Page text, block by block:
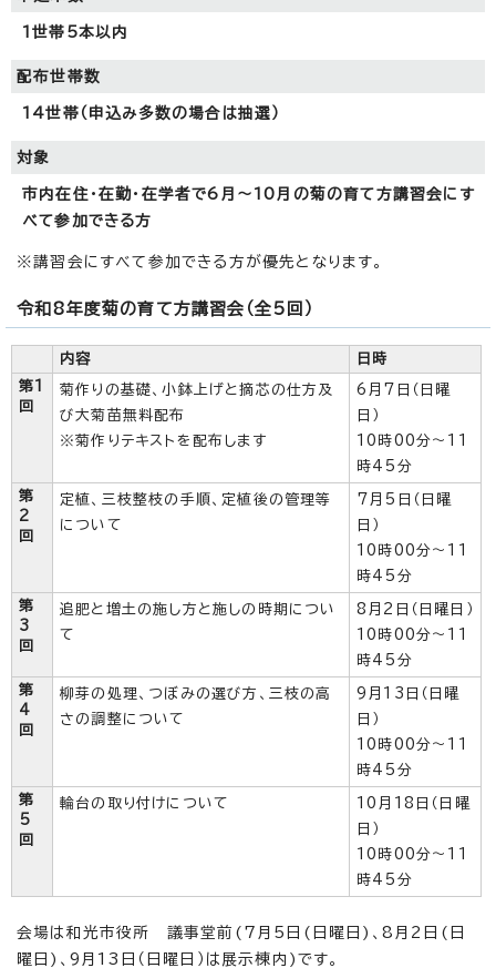
1世帯5本以内
配布世帯数
14世帯（申込み多数の場合は抽選）
対象
市内在住・在勤・在学者で6月～10月の菊の育て方講習会にす
べて参加できる方
※講習会にすべて参加できる方が優先となります。
令和8年度菊の育て方講習会（全5回）
内容
日時
第1
回
菊作りの基礎、小鉢上げと摘芯の仕方及
び大菊苗無料配布
※菊作りテキストを配布します
6月7日（日曜
日）
10時00分～11
時45分
第
2
回
定植、三枝整枝の手順、定植後の管理等
について
7月5日（日曜
日）
10時00分～11
時45分
第
3
回
追肥と増土の施し方と施しの時期につい
て
8月2日（日曜日）
10時00分～11
時45分
第
4
回
柳芽の処理、つぼみの選び方、三枝の高
さの調整について
9月13日（日曜
日）
10時00分～11
時45分
第
5
回
輪台の取り付けについて
10月18日（日曜
日）
10時00分～11
時45分
会場は和光市役所 議事堂前(7月5日(日曜日)、8月2日(日
曜日)、9月13日（日曜日）は展示棟内)です。